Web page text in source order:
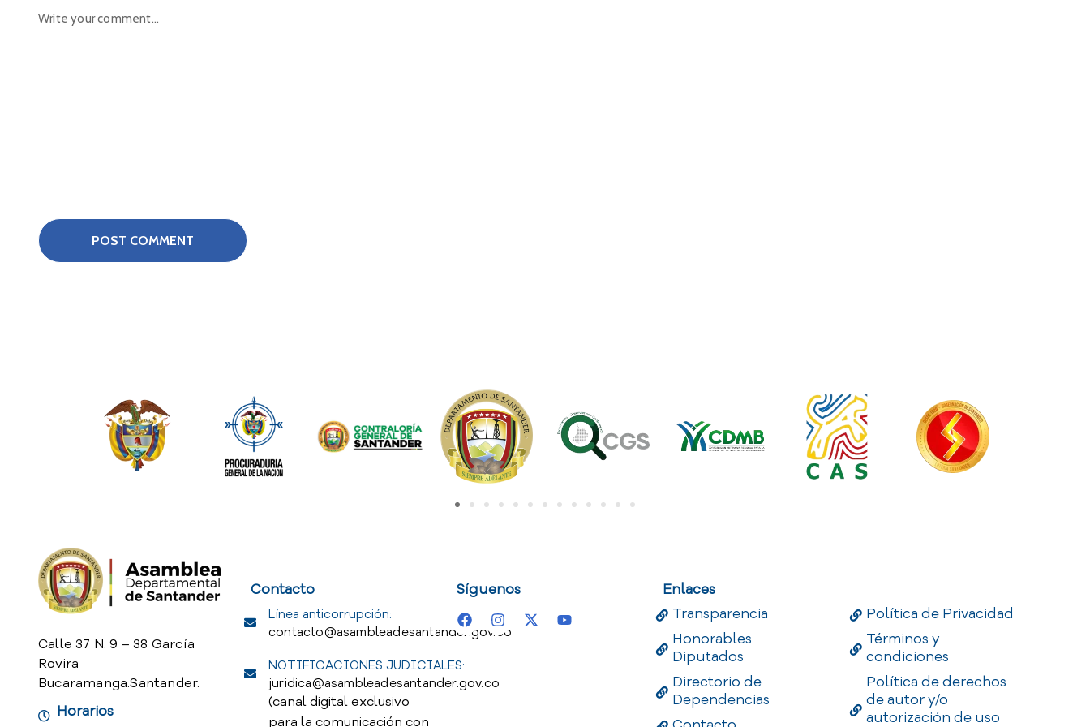
Calle 37 N. 9 – 38 García
Rovira
Bucaramanga.Santander.
Horarios
Contacto
Línea anticorrupción:
contacto@asambleadesantander.gov.co
NOTIFICACIONES JUDICIALES:
juridica@asambleadesantander.gov.co
(canal digital exclusivo
para la comunicación con
Síguenos
Enlaces
Transparencia
Honorables
Diputados
Directorio de
Dependencias
Política de Privacidad
Términos y
condiciones
Política de derechos
de autor y/o
autorización de uso